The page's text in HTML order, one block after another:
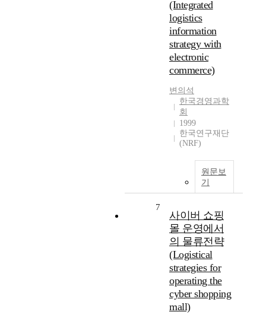
(Integrated
logistics
information
strategy with
electronic
commerce)
변의석
한국경영과학
회
1999
한국연구재단
(NRF)
원문보
기
7
사이버 쇼핑
몰 운영에서
의 물류전략
(Logistical
strategies for
operating the
cyber shopping
mall)